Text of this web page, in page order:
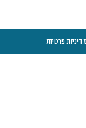
מדיניות פרטיות